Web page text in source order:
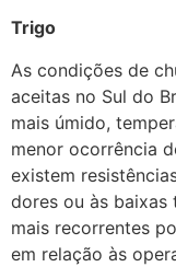
Trigo
As condições de
aceitas no Sul do
mais úmido,
menor ocorrência
existem
dores ou às baixas
mais recorrentes
em relação às